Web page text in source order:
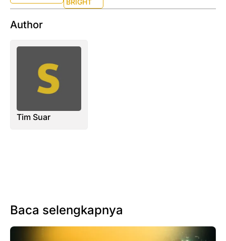
BRIGHT
Author
Tim Suar
Baca selengkapnya